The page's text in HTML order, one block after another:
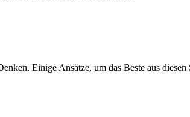
Einige Ansätze, um das Beste aus diesen